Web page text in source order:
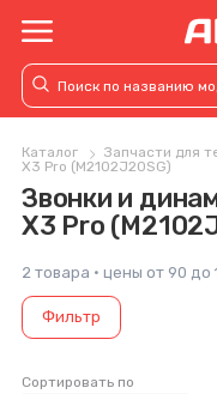
Каталог Запчасти для
X3 Pro (M2102J20SG)
Звонки и
X3 Pro
2 товара · цены от 90 до
Фильтр
Сортировать по